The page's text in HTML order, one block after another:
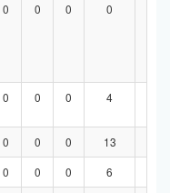
0 0 0 0
0 0 0 4
0 0 0 13
0 0 0 6